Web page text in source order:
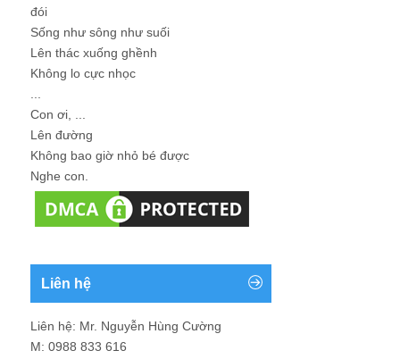
đói
Sống như sông như suối
Lên thác xuống ghềnh
Không lo cực nhọc
Con ơi, ...
Lên đường
Không bao giờ nhỏ bé được
Nghe con.
Liên hệ
Liên hệ: Mr. Nguyễn Hùng Cường
M: 0988 833 616